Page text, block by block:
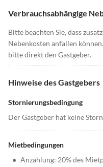
Verbrauchsabhängige
Bitte beachten Sie, dass
Nebenkosten anfallen
bitte direkt den Gastgeber.
Hinweise des Gastgebers
Stornierungsbedingung
Der Gastgeber hat keine
Mietbedingungen
• Anzahlung: 20% des